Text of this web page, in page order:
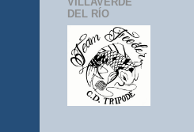
DEL RÍO